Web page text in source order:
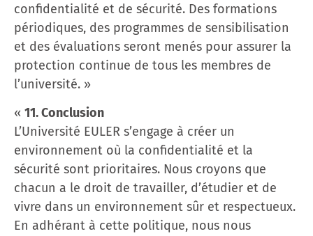
confidentialité et de sécurité. Des formations
périodiques, des programmes de sensibilisation
et des évaluations seront menés pour assurer la
protection continue de tous les membres de
l’université. »
« 11. Conclusion
L’Université EULER s’engage à créer un
environnement où la confidentialité et la
sécurité sont prioritaires. Nous croyons que
chacun a le droit de travailler, d’étudier et de
vivre dans un environnement sûr et respectueux.
En adhérant à cette politique, nous nous